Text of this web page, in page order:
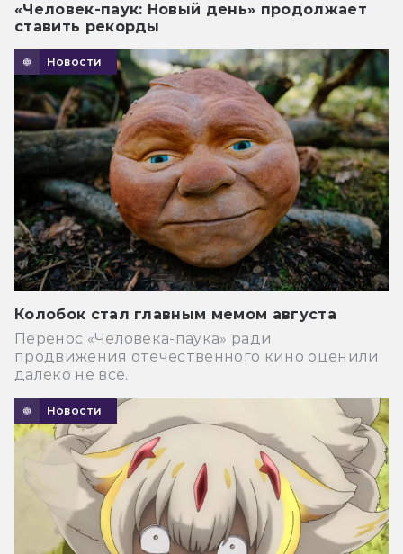
«Человек-паук: Новый день» продолжает
ставить рекорды
Новости
Колобок стал главным мемом августа
Перенос «Человека-паука» ради
продвижения отечественного кино оценили
далеко не все.
Новости